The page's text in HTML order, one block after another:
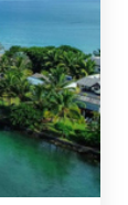
fishing
on the
French